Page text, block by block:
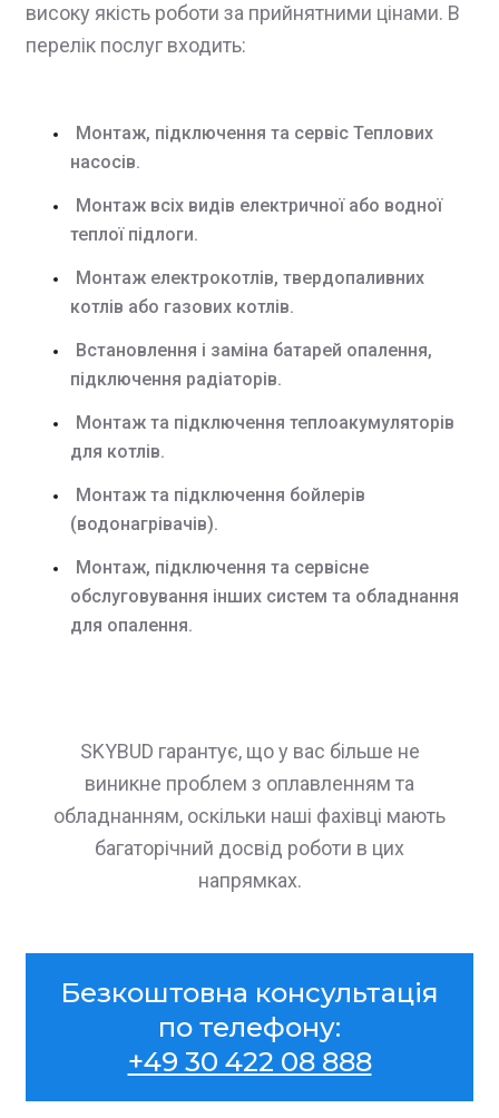
високу якість роботи за прийнятними цінами. В
перелік послуг входить:
Монтаж, підключення та сервіс Теплових
насосів.
Монтаж всіх видів електричної або водної
теплої підлоги.
Монтаж електрокотлів, твердопаливних
котлів або газових котлів.
Встановлення і заміна батарей опалення,
підключення радіаторів.
Монтаж та підключення теплоакумуляторів
для котлів.
Монтаж та підключення бойлерів
(водонагрівачів).
Монтаж, підключення та сервісне
обслуговування інших систем та обладнання
для опалення.
SKYBUD гарантує, що у вас більше не
виникне проблем з оплавленням та
обладнанням, оскільки наші фахівці мають
багаторічний досвід роботи в цих
напрямках.
Безкоштовна консультація
по телефону:
+49 30 422 08 888